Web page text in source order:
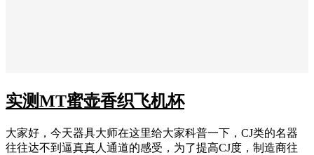
实测MT蜜壶香织飞机杯
大家好，今天器具大师在这里给大家科普一下，CJ类的名器
往往达不到逼真真人通道的感受，为了提高CJ度，制造商往